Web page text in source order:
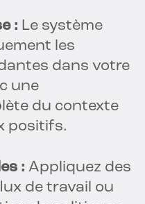
: Le système
les
dans votre
une
du contexte
positifs.
: Appliquez des
de travail ou